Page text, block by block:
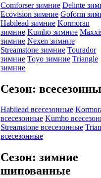
Comforser зимние Delinte
Ecovision зимние Goform
Habilead зимние Kormoran
зимние Kumho зимние
зимние Nexen зимние
Streamstone зимние Tourador
зимние Toyo зимние Triangle
зимние
Сезон:
Habilead всесезонные
всесезонные Kumho
Streamstone всесезонные
всесезонные
Сезон: зимние
шипованные